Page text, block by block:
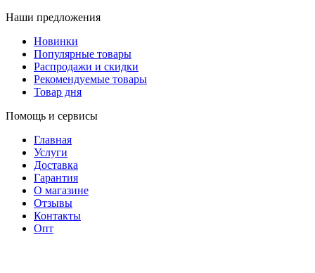
Наши предложения
Новинки
Популярные товары
Распродажи и скидки
Рекомендуемые товары
Товар дня
Помощь и сервисы
Главная
Услуги
Доставка
Гарантия
О магазине
Отзывы
Контакты
Опт